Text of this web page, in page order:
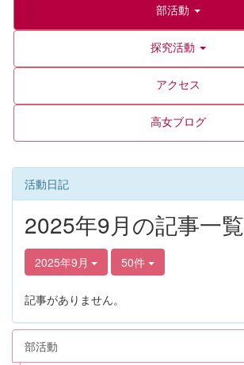
部活動
探究活動
アクセス
高女ブログ
活動日記
2025年9月の記事一覧
2025年9月 50件
記事がありません。
部活動